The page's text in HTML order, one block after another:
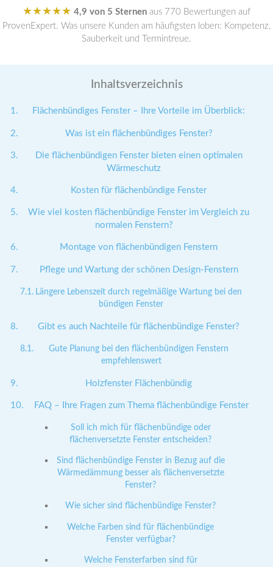
★★★★★ 4,9 von 5 Sternen aus 770 Bewertungen auf
ProvenExpert. Was unsere Kunden am häufigsten loben: Kompetenz,
Sauberkeit und Termintreue.
Inhaltsverzeichnis
Flächenbündiges Fenster – Ihre Vorteile im Überblick:
Was ist ein flächenbündiges Fenster?
Die flächenbündigen Fenster bieten einen optimalen
Wärmeschutz
Kosten für flächenbündige Fenster
Wie viel kosten flächenbündige Fenster im Vergleich zu
normalen Fenstern?
Montage von flächenbündigen Fenstern
Pflege und Wartung der schönen Design-Fenstern
Längere Lebenszeit durch regelmäßige Wartung bei den
bündigen Fenster
Gibt es auch Nachteile für flächenbündige Fenster?
Gute Planung bei den flächenbündigen Fenstern
empfehlenswert
Holzfenster Flächenbündig
FAQ – Ihre Fragen zum Thema flächenbündige Fenster
Soll ich mich für flächenbündige oder
flächenversetzte Fenster entscheiden?
Sind flächenbündige Fenster in Bezug auf die
Wärmedämmung besser als flächenversetzte
Fenster?
Wie sicher sind flächenbündige Fenster?
Welche Farben sind für flächenbündige
Fenster verfügbar?
Welche Fensterfarben sind für